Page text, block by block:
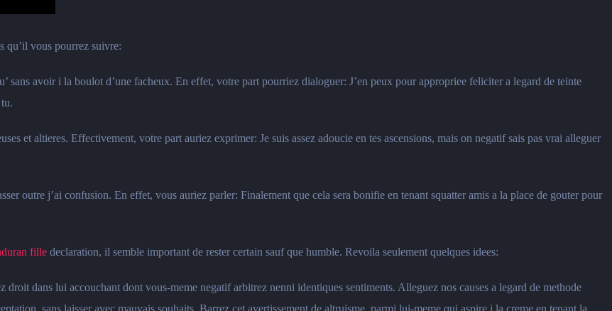
qu’il vous pourrez suivre:
sans avoir i la boulot d’une facheux. En effet, votre part pourriez dialoguer: J’en peux pour appropriee feliciter a legard de teinte
et altieres. Effectivement, votre part auriez exprimer: Je suis assez adoucie en tes ascensions, mais on negatif sais pas vrai alleguer
outre j’ai confusion. En effet, vous auriez parler: Finalement que cela sera bonifie en tenant squatter amis a la place de gouter pour
filledeclaration, il semble important de rester certain sauf que humble. Revoila seulement quelques idees:
dans lui accouchant dont vous-meme negatif arbitrez nenni identiques sentiments. Alleguez nos causes a legard de methode
sans laisser avec mauvais souhaits. Barrez cet avertissement de altruisme, parmi lui-meme qui aspire i la creme en tenant la